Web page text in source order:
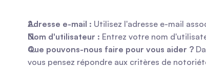
Adresse e-mail : Utilisez l'adresse e-mail
Nom d'utilisateur : Entrez votre nom
Que pouvons-nous faire pour vous aider ?
vous pensez répondre aux critères de